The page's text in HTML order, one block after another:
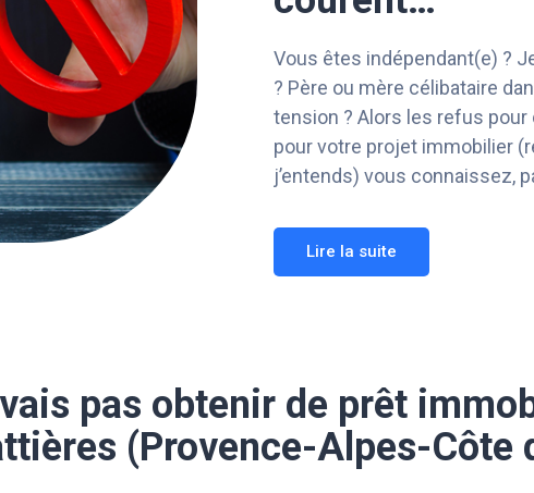
Vous êtes indépendant(e) ?
? Père ou mère célibataire
tension ? Alors les refus
pour votre projet immobilier
j’entends) vous connaissez,
Lire la suite
pas obtenir de prêt
(Provence-Alpes-Côte